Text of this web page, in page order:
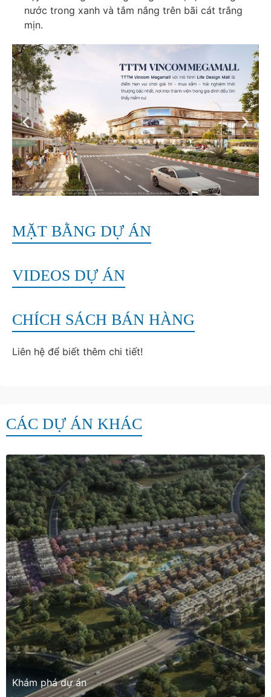
nước trong xanh và tắm nắng trên bãi cát trắng
mịn.
MẶT BẰNG DỰ ÁN
VIDEOS DỰ ÁN
CHÍCH SÁCH BÁN HÀNG
Liên hệ để biết thêm chi tiết!
CÁC DỰ ÁN KHÁC
Khám phá dự án